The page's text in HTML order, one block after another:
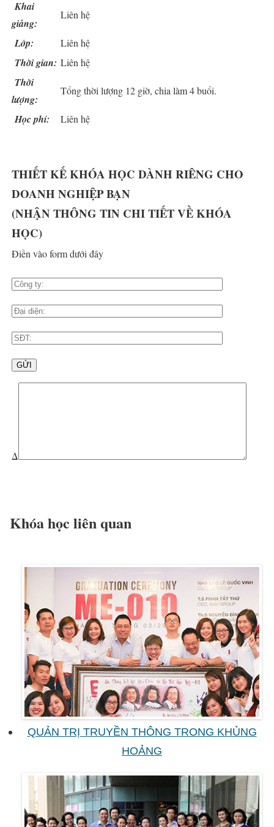
Khai
giảng:
Liên hệ
Lớp: Liên hệ
Thời gian: Liên hệ
Thời
lượng:
Tổng thời lượng 12 giờ, chia làm 4 buổi.
Học phí: Liên hệ
THIẾT KẾ KHÓA HỌC DÀNH RIÊNG CHO
DOANH NGHIỆP BẠN
(NHẬN THÔNG TIN CHI TIẾT VỀ KHÓA
HỌC)
Điền vào form dưới đây
Δ
Khóa học liên quan
QUẢN TRỊ TRUYỀN THÔNG TRONG KHỦNG
HOẢNG